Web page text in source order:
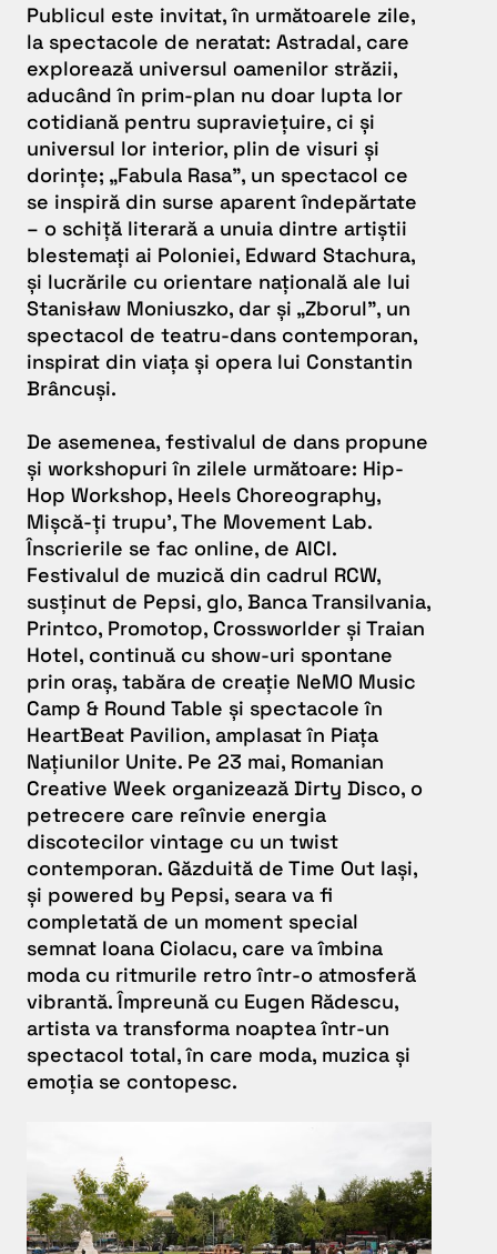
Publicul este invitat, în următoarele zile,
la spectacole de neratat: Astradal, care
explorează universul oamenilor străzii,
aducând în prim-plan nu doar lupta lor
cotidiană pentru supraviețuire, ci și
universul lor interior, plin de visuri și
dorințe; „Fabula Rasa”, un spectacol ce
se inspiră din surse aparent îndepărtate
– o schiță literară a unuia dintre artiștii
blestemați ai Poloniei, Edward Stachura,
și lucrările cu orientare națională ale lui
Stanisław Moniuszko, dar și „Zborul”, un
spectacol de teatru-dans contemporan,
inspirat din viața și opera lui Constantin
Brâncuși.
De asemenea, festivalul de dans propune
și workshopuri în zilele următoare: Hip-
Hop Workshop, Heels Choreography,
Mișcă-ți trupu’,The Movement Lab.
Înscrierile se fac online, de AICI.
Festivalul de muzică din cadrul RCW,
susținut de Pepsi, glo, Banca Transilvania,
Printco, Promotop, Crossworlder și Traian
Hotel, continuă cu show-uri spontane
prin oraș, tabăra de creație NeMO Music
Camp & Round Table și spectacole în
HeartBeat Pavilion, amplasat în Piața
Națiunilor Unite. Pe 23 mai, Romanian
Creative Week organizează Dirty Disco, o
petrecere care reînvie energia
discotecilor vintage cu un twist
contemporan. Găzduită de Time Out Iași,
și powered by Pepsi, seara va fi
completată de un moment special
semnat Ioana Ciolacu, care va îmbina
moda cu ritmurile retro într-o atmosferă
vibrantă. Împreună cu Eugen Rădescu,
artista va transforma noaptea într-un
spectacol total, în care moda, muzica și
emoția se contopesc.